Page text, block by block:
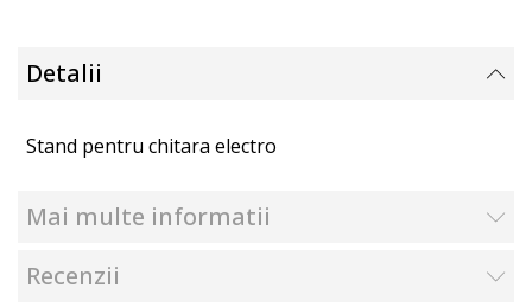
Detalii
Stand pentru chitara electro
Mai multe informatii
Recenzii